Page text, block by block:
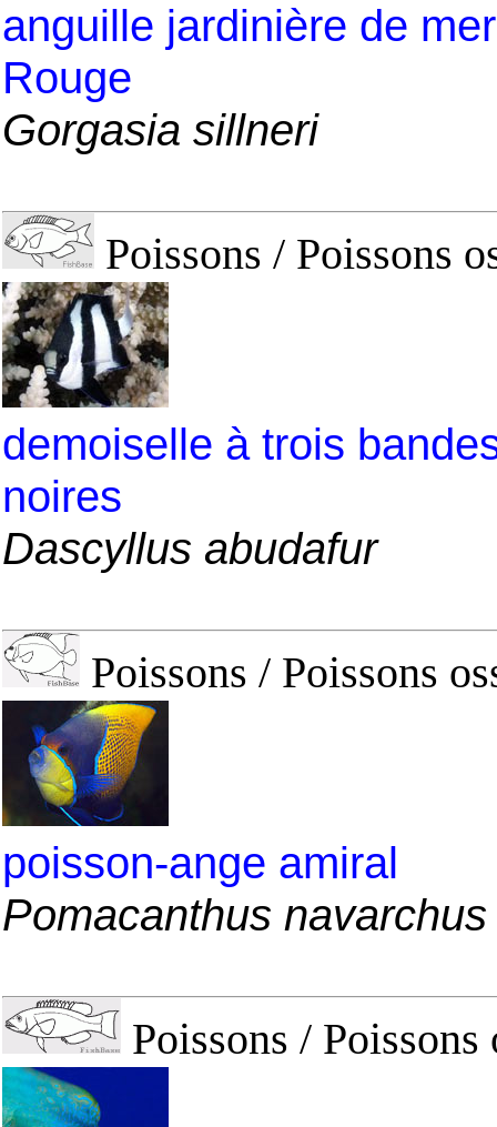
anguille jardinière de mer
Rouge
Gorgasia sillneri
Poissons / Poissons
demoiselle à trois
noires
Dascyllus abudafur
Poissons / Poissons
poisson-ange amiral
Pomacanthus navarchus
Poissons /